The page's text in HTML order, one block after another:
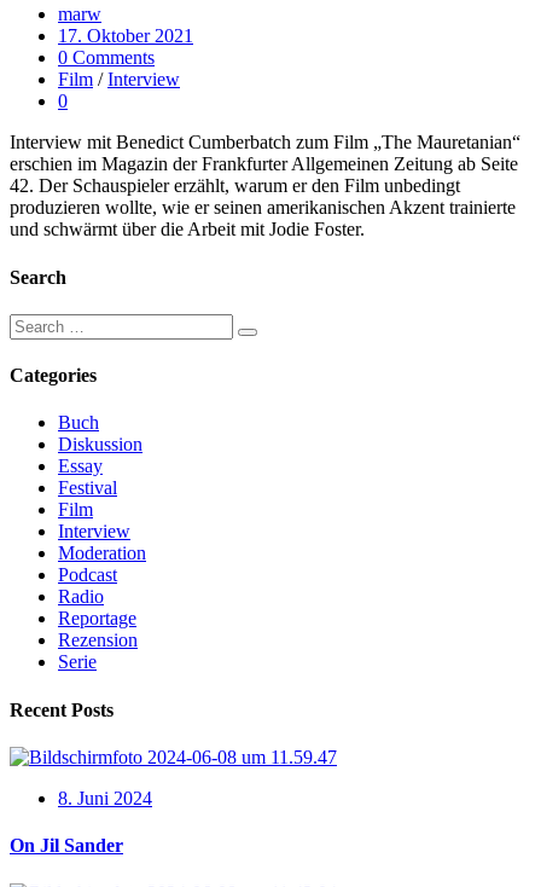
marw
17. Oktober 2021
0 Comments
Film /Interview
0
Interview mit Benedict Cumberbatch zum Film „The Mauretanian“
erschien im Magazin der Frankfurter Allgemeinen Zeitung ab Seite
42. Der Schauspieler erzählt, warum er den Film unbedingt
produzieren wollte, wie er seinen amerikanischen Akzent trainierte
und schwärmt über die Arbeit mit Jodie Foster.
Search
Categories
Buch
Diskussion
Essay
Festival
Film
Interview
Moderation
Podcast
Radio
Reportage
Rezension
Serie
Recent Posts
8. Juni 2024
On Jil Sander